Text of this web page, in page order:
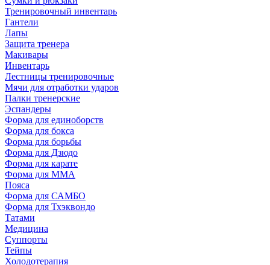
Тренировочный инвентарь
Гантели
Лапы
Защита тренера
Макивары
Инвентарь
Лестницы тренировочные
Мячи для отработки ударов
Палки тренерские
Эспандеры
Форма для единоборств
Форма для бокса
Форма для борьбы
Форма для Дзюдо
Форма для карате
Форма для MMA
Пояса
Форма для САМБО
Форма для Тхэквондо
Татами
Медицина
Суппорты
Тейпы
Холодотерапия